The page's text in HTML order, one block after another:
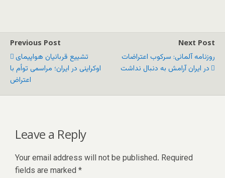
Previous Post
تشییع قربانیان هواپیمای
اوکراینی در ایران؛ مراسمی توأم با
اعتراض
Next Post
روزنامه آلمانی: سرکوب اعتراضات
در ایران آرامش به دنبال نداشت
Leave a Reply
Your email address will not be published. Required
fields are marked *